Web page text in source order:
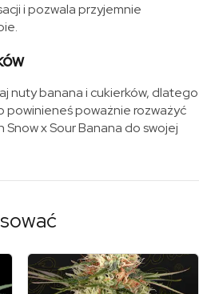
i pozwala przyjemnie
nuty banana i cukierków, dlatego
powinieneś poważnie rozważyć
Snow x Sour Banana do swojej